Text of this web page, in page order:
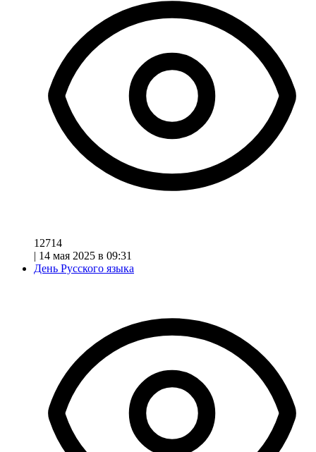
12714
| 14 мая 2025 в 09:31
День Русского языка